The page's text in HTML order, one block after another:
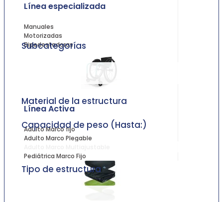
Línea especializada
Manuales
Motorizadas
Bipedestadoras
Línea Activa
Adulto Marco fijo
Adulto Marco Plegable
Pediátrica Marco Fijo
Subcategorías
Material de la estructura
Capacidad de peso (Hasta:)
Tipo de estructura